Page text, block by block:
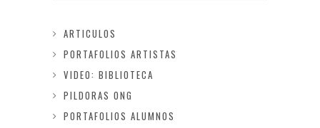
ARTICULOS
PORTAFOLIOS ARTISTAS
VIDEO: BIBLIOTECA
PILDORAS ONG
PORTAFOLIOS ALUMNOS